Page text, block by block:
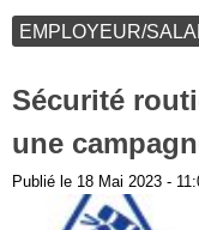
EMPLOYEUR/
Sécurité
une
Publié le 18 Mai 2023 -